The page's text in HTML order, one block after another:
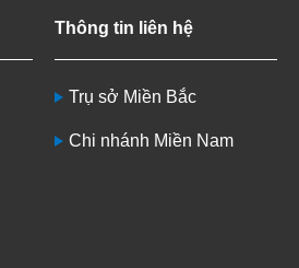
Thông tin liên hệ
Trụ sở Miền Bắc
Chi nhánh Miền Nam